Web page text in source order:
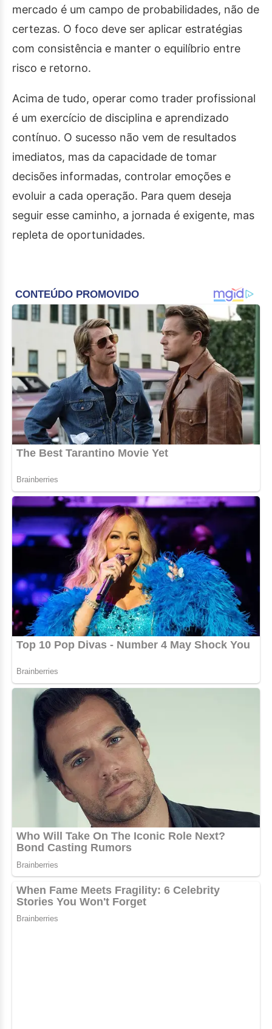
mercado é um campo de probabilidades, não de
certezas. O foco deve ser aplicar estratégias
com consistência e manter o equilíbrio entre
risco e retorno.
Acima de tudo, operar como trader profissional
é um exercício de disciplina e aprendizado
contínuo. O sucesso não vem de resultados
imediatos, mas da capacidade de tomar
decisões informadas, controlar emoções e
evoluir a cada operação. Para quem deseja
seguir esse caminho, a jornada é exigente, mas
repleta de oportunidades.